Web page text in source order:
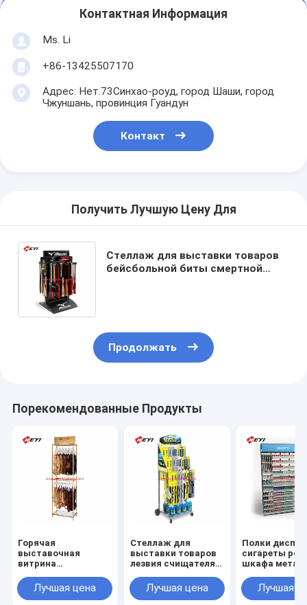
Контактная Информация
Ms. Li
+86-13425507170
Адрес: Нет.73Синхао-роуд, город Шаши, город
Чжуншань, провинция Гуандун
Контакт
Получить Лучшую Цену Для
Стеллаж для выставки товаров
бейсбольной биты смертной
Продолжать
Порекомендованные Продукты
Горячая
выставочная
витрина
смертной казни
через повешение
Лучшая цена
Стеллаж для
выставки товаров
лезвия счищателя
через повешение
стойки счищателя
Лучшая цена
Полки
сигареты
шкафа
Лучшая